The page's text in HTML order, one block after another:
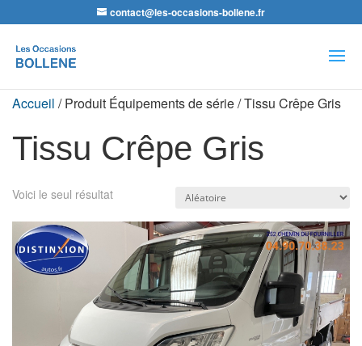
contact@les-occasions-bollene.fr
de
produits
Accueil / Produit Équipements de série / Tissu Crêpe Gris
Tissu Crêpe Gris
Voici le seul résultat